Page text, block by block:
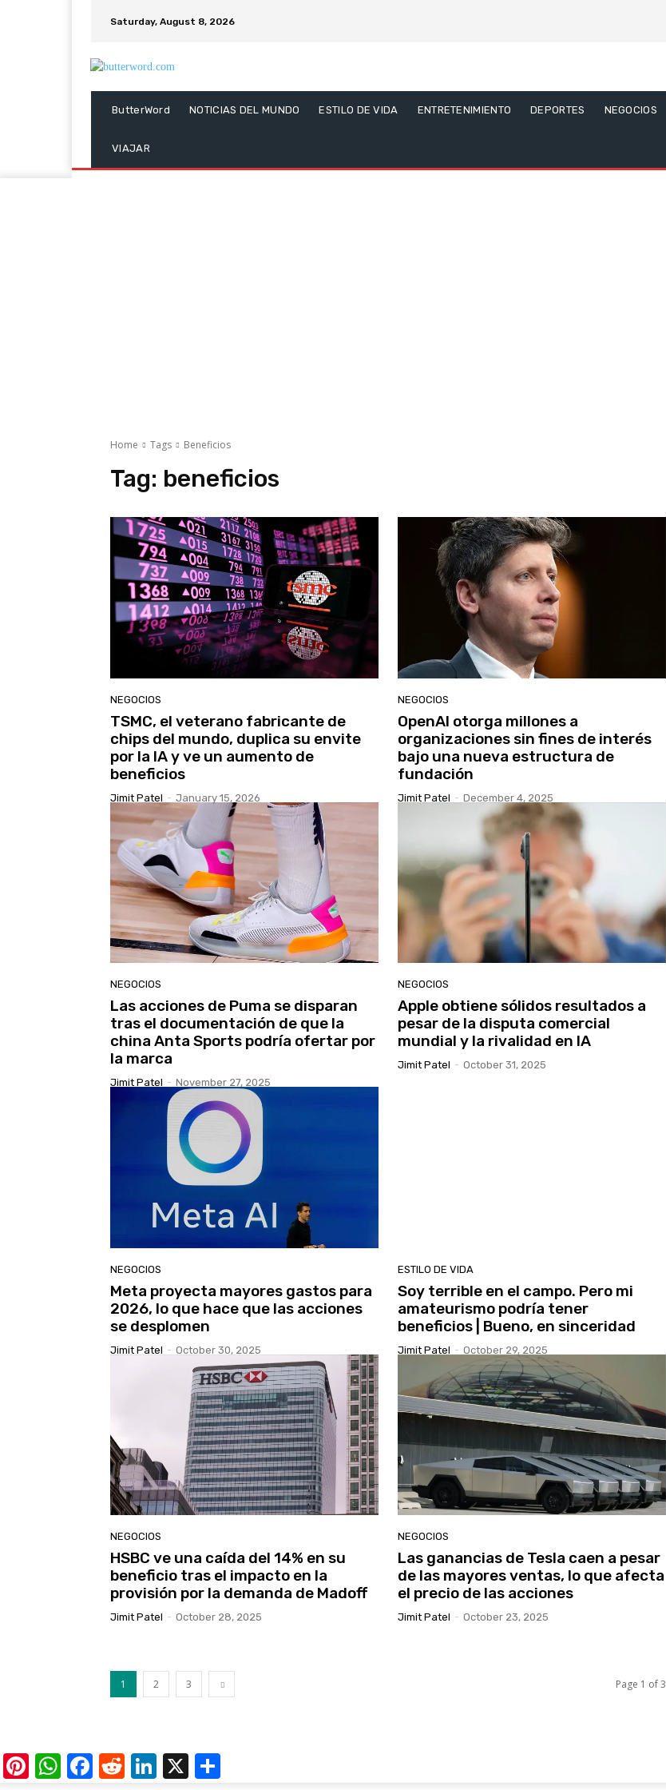
Saturday, August 8, 2026
ButterWord NOTICIAS DEL MUNDO ESTILO DE VIDA ENTRETENIMIENTO DEPORTES NEGOCIOS
VIAJAR
Home Tags Beneficios
Tag: beneficios
NEGOCIOS
TSMC, el veterano fabricante de
chips del mundo, duplica su envite
por la IA y ve un aumento de
beneficios
Jimit Patel - January 15, 2026
NEGOCIOS
OpenAI otorga millones a
organizaciones sin fines de interés
bajo una nueva estructura de
fundación
Jimit Patel - December 4, 2025
NEGOCIOS
Las acciones de Puma se disparan
tras el documentación de que la
china Anta Sports podría ofertar por
la marca
Jimit Patel - November 27, 2025
NEGOCIOS
Apple obtiene sólidos resultados a
pesar de la disputa comercial
mundial y la rivalidad en IA
Jimit Patel - October 31, 2025
NEGOCIOS
Meta proyecta mayores gastos para
2026, lo que hace que las acciones
se desplomen
Jimit Patel - October 30, 2025
ESTILO DE VIDA
Soy terrible en el campo. Pero mi
amateurismo podría tener
beneficios | Bueno, en sinceridad
Jimit Patel - October 29, 2025
NEGOCIOS
HSBC ve una caída del 14% en su
beneficio tras el impacto en la
provisión por la demanda de Madoff
Jimit Patel - October 28, 2025
NEGOCIOS
Las ganancias de Tesla caen a pesar
de las mayores ventas, lo que afecta
el precio de las acciones
Jimit Patel - October 23, 2025
1 2 3 Page 1 of 3
Pinterest
WhatsApp
Facebook
RedditLinkedIn
X